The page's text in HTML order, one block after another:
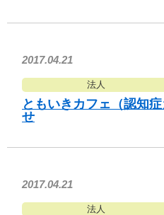
2017.04.21
法人
ともいきカフェ（認知
せ
2017.04.21
法人